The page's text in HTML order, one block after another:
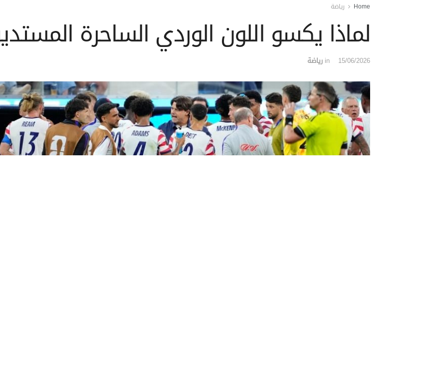
Home رياضة
لماذا يكسو اللون الوردي الساحرة المستديرة
15/06/2026
in رياضة